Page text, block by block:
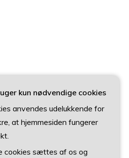
kun nødvendige cookies
anvendes udelukkende for
at hjemmesiden fungerer
cookies sættes af os og